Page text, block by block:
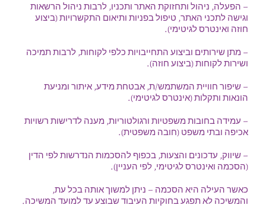
– הפעלה, ניהול ותחזוקת האתר ותכניו, לרבות ניהול הרשאות
וגישה לתכני האתר, טיפול בפניות ותיאום התקשרויות (ביצוע
חוזה ואינטרס לגיטימי).
– מתן שירותים וביצוע התחייבויות כלפי לקוחות, לרבות תמיכה
ושירות לקוחות (ביצוע חוזה).
– שיפור חוויית המשתמש/ת, אבטחת מידע, איתור ומניעת
הונאות ותקלות (אינטרס לגיטימי).
– עמידה בחובות משפטיות ורגולטוריות, מענה לדרישות רשויות
אכיפה ובתי משפט (חובה משפטית).
– שיווק, עדכונים והצעות, בכפוף להסכמות הנדרשות לפי הדין
(הסכמה ואינטרס לגיטימי, לפי העניין).
כאשר העילה היא הסכמה – ניתן למשוך אותה בכל עת,
והמשיכה לא תפגע בחוקיות העיבוד שבוצע עד למועד המשיכה.